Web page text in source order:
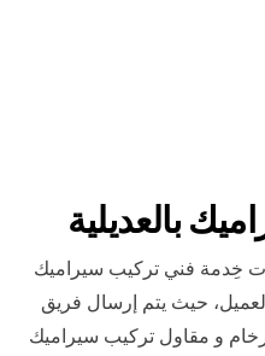
بالعديلية
خِدمة فني تركيب سيراميك
حيث يتم إرسال فريق
و مقاول تركيب سيراميك